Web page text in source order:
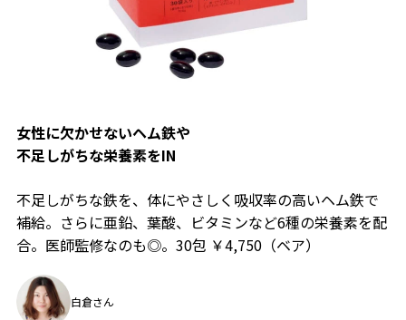
女性に欠かせないヘム鉄や
不足しがちな栄養素をIN
不足しがちな鉄を、体にやさしく吸収率の高いヘム鉄で
補給。さらに亜鉛、葉酸、ビタミンなど6種の栄養素を配
合。医師監修なのも◎。30包 ￥4,750（ベア）
白倉さん